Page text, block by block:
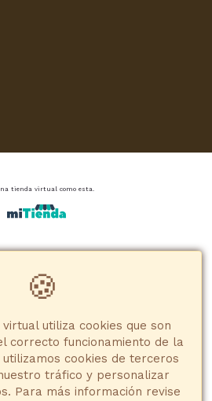
tienda virtual como esta.
🍪
utiliza cookies que son
correcto funcionamiento de la
utilizamos cookies de terceros
tráfico y personalizar
Para más información revise
find widget.
Free Website Widget